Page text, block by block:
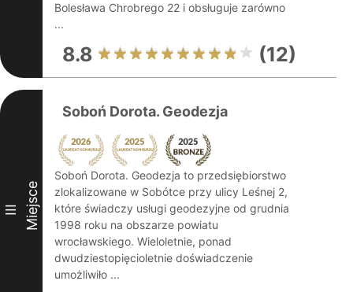
Bolesława Chrobrego 22 i obsługuje zarówno
...
8.8 (12)
III Miejsce
Soboń Dorota. Geodezja
Soboń Dorota. Geodezja to przedsiębiorstwo
zlokalizowane w Sobótce przy ulicy Leśnej 2,
które świadczy usługi geodezyjne od grudnia
1998 roku na obszarze powiatu
wrocławskiego. Wieloletnie, ponad
dwudziestopięcioletnie doświadczenie
umożliwiło ...